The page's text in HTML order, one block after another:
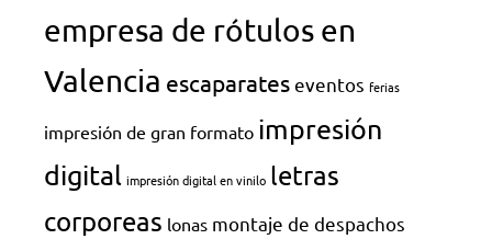
empresa de rótulos en
Valencia escaparateseventos ferias
impresión de gran formato impresión
digital impresión digital en vinilo letras
corporeas lonas montaje de despachos